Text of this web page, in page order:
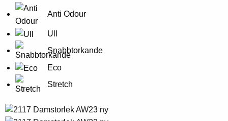
Anti Odour
Ull
Snabbtorkande
Eco
Stretch